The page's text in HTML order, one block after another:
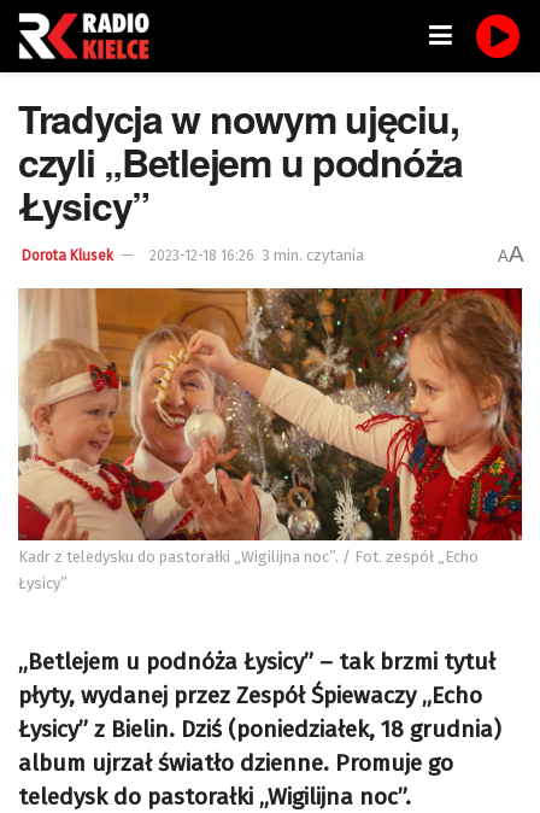
Tradycja w nowym ujęciu,
czyli „Betlejem u podnóża
Łysicy”
Dorota Klusek 2023-12-18 16:26 3 min. czytania AA
Kadr z teledysku do pastorałki „Wigilijna noc”. / Fot. zespół „Echo
Łysicy”
„Betlejem u podnóża Łysicy” – tak brzmi tytuł
płyty, wydanej przez Zespół Śpiewaczy „Echo
Łysicy” z Bielin. Dziś (poniedziałek, 18 grudnia)
album ujrzał światło dzienne. Promuje go
teledysk do pastorałki „Wigilijna noc”.